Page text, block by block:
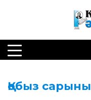
Қобыз сарыны